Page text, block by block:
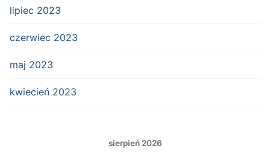
lipiec 2023
czerwiec 2023
maj 2023
kwiecień 2023
sierpień 2026